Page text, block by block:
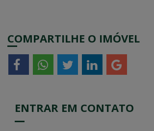
COMPARTILHE O IMÓVEL
ENTRAR EM CONTATO